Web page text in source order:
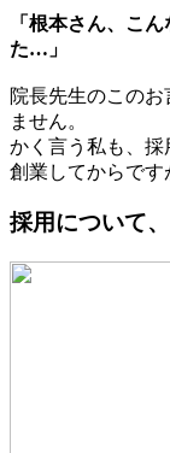
「根本さん、こ
た…」
院長先生のこの
ません。
かく言う私も、
創業してからです
採用について